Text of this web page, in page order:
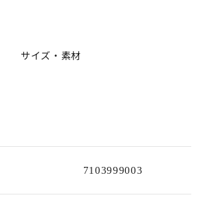
サイズ・素材
7103999003